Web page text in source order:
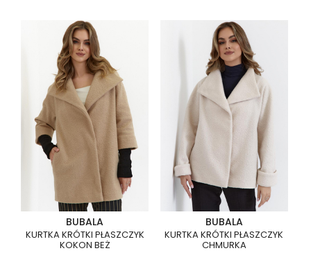
BUBALA
KURTKA KRÓTKI PŁASZCZYK
KOKON BEŻ
BUBALA
KURTKA KRÓTKI PŁASZCZYK
CHMURKA